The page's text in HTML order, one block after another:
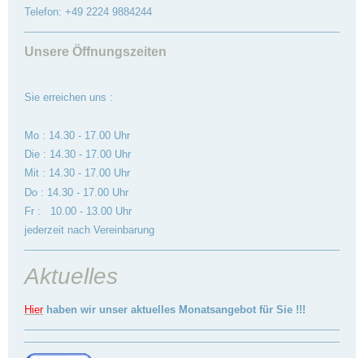
Telefon: +49 2224 9884244
Unsere Öffnungszeiten
Sie erreichen uns :
Mo : 14.30 - 17.00 Uhr
Die : 14.30 - 17.00 Uhr
Mit : 14.30 - 17.00 Uhr
Do : 14.30 - 17.00 Uhr
Fr : 10.00 - 13.00 Uhr
jederzeit nach Vereinbarung
Aktuelles
Hierhaben wir unser aktuelles Monatsangebot für Sie !!!